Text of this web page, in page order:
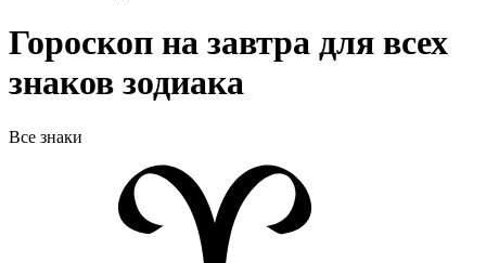
Гороскоп на завтра для всех
знаков зодиака
Все знаки